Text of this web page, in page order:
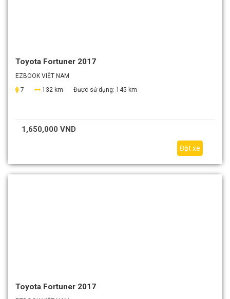
Toyota Fortuner 2017
EZBOOK VIỆT NAM
7
132 km Được sử dụng: 145 km
1,650,000 VND
Đặt xe
Toyota Fortuner 2017